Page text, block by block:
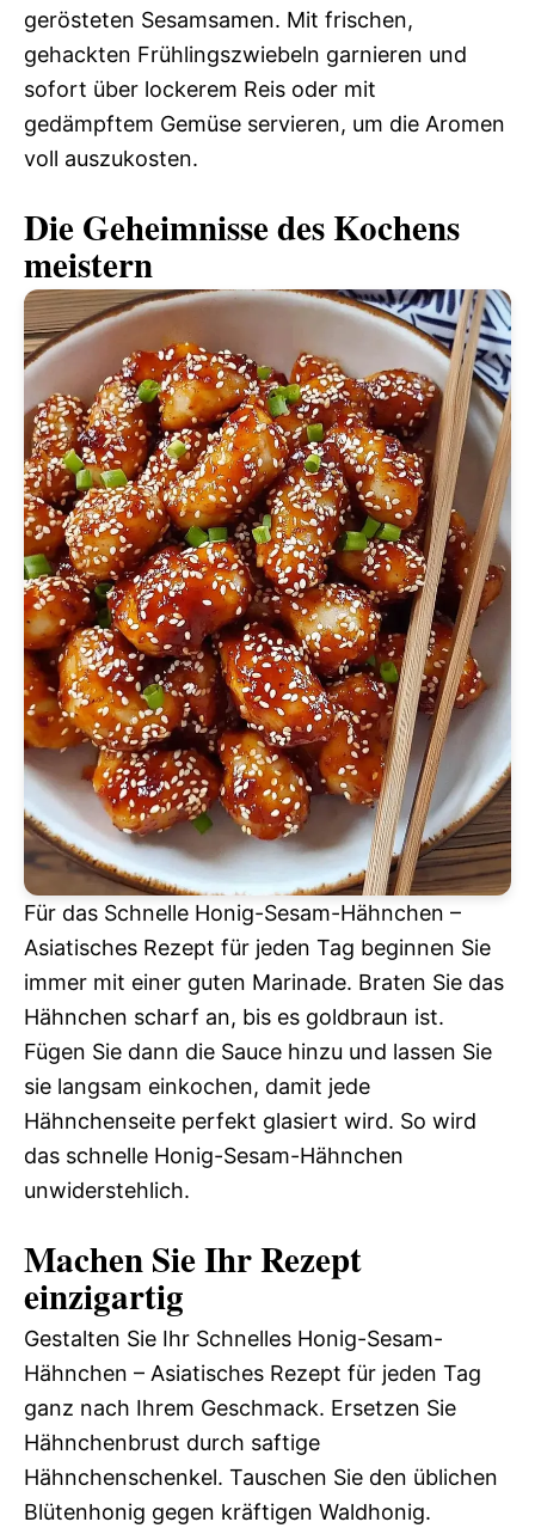
gerösteten Sesamsamen. Mit frischen,
gehackten Frühlingszwiebeln garnieren und
sofort über lockerem Reis oder mit
gedämpftem Gemüse servieren, um die Aromen
voll auszukosten.
Die Geheimnisse des Kochens
meistern
Für das Schnelle Honig-Sesam-Hähnchen –
Asiatisches Rezept für jeden Tag beginnen Sie
immer mit einer guten Marinade. Braten Sie das
Hähnchen scharf an, bis es goldbraun ist.
Fügen Sie dann die Sauce hinzu und lassen Sie
sie langsam einkochen, damit jede
Hähnchenseite perfekt glasiert wird. So wird
das schnelle Honig-Sesam-Hähnchen
unwiderstehlich.
Machen Sie Ihr Rezept
einzigartig
Gestalten Sie Ihr Schnelles Honig-Sesam-
Hähnchen – Asiatisches Rezept für jeden Tag
ganz nach Ihrem Geschmack. Ersetzen Sie
Hähnchenbrust durch saftige
Hähnchenschenkel. Tauschen Sie den üblichen
Blütenhonig gegen kräftigen Waldhonig.